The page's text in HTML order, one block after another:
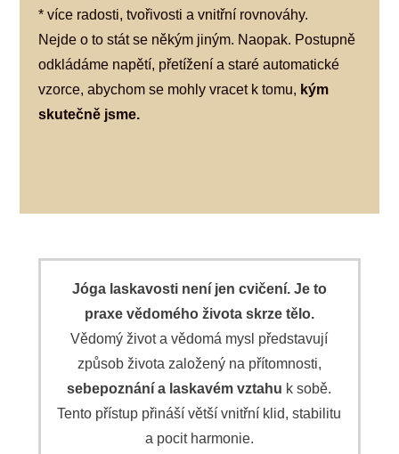
* více radosti, tvořivosti a vnitřní rovnováhy.
Nejde o to stát se někým jiným. Naopak. Postupně
odkládáme napětí, přetížení a staré automatické
vzorce, abychom se mohly vracet k tomu, kým
skutečně jsme.
Jóga laskavosti není jen cvičení. Je to
praxe vědomého života skrze tělo.
Vědomý život a vědomá mysl představují
způsob života založený na přítomnosti,
sebepoznání a laskavém vztahu k sobě.
Tento přístup přináší větší vnitřní klid, stabilitu
a pocit harmonie.